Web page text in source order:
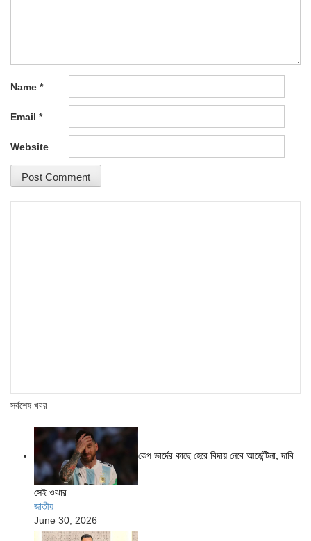
Name *
Email *
Website
সর্বশেষ খবর
কেপ ভার্দের কাছে হেরে বিদায় নেবে আর্জেন্টিনা, দাবি
সেই ওঝার
জাতীয়
June 30, 2026